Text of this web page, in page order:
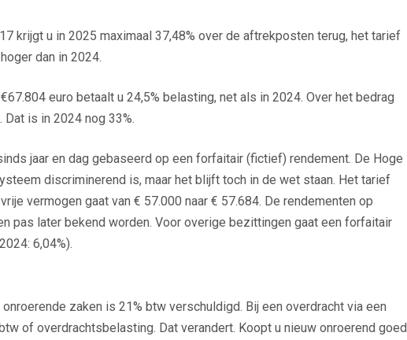
krijgt u in 2025 maximaal 37,48% over de aftrekposten terug, het tarief
dan in 2024.
euro betaalt u 24,5% belasting, net als in 2024. Over het bedrag
Dat is in 2024 nog 33%.
jaar en dag gebaseerd op een forfaitair (fictief) rendement. De Hoge
discriminerend is, maar het blijft toch in de wet staan. Het tarief
vermogen gaat van € 57.000 naar € 57.684. De rendementen op
pas later bekend worden. Voor overige bezittingen gaat een forfaitair
6,04%).
zaken is 21% btw verschuldigd. Bij een overdracht via een
of overdrachtsbelasting. Dat verandert. Koopt u nieuw onroerend goed